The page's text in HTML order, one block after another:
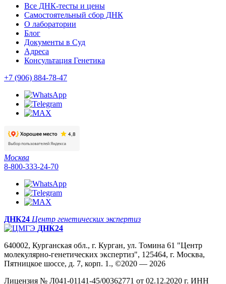
Все ДНК-тесты и цены
Самостоятельный сбор ДНК
О лаборатории
Блог
Документы в Суд
Адреса
Консультация Генетика
+7 (906) 884-78-47
Москва
8-800-333-24-70
ДНК24 Центр генетических экспертиз
ДНК24
640002, Курганская обл., г. Курган, ул. Томина 61 "Центр
молекулярно-генетических экспертиз", 125464, г. Москва,
Пятницкое шоссе, д. 7, корп. 1., ©2020 — 2026
Лицензия № Л041-01141-45/00362771 от 02.12.2020 г. ИНН